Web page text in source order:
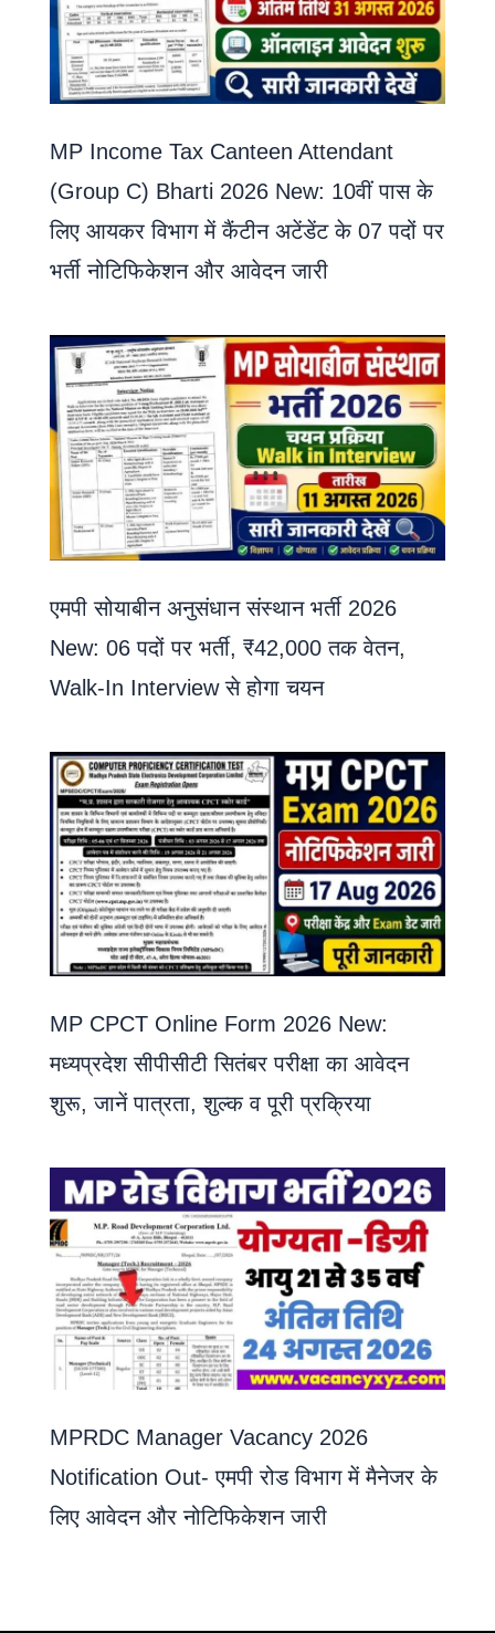
MP Income Tax Canteen Attendant
(Group C) Bharti 2026 New: 10वीं पास के
लिए आयकर विभाग में कैंटीन अटेंडेंट के 07 पदों पर
भर्ती नोटिफिकेशन और आवेदन जारी
एमपी सोयाबीन अनुसंधान संस्थान भर्ती 2026
New: 06 पदों पर भर्ती, ₹42,000 तक वेतन,
Walk-In Interview से होगा चयन
MP CPCT Online Form 2026 New:
मध्यप्रदेश सीपीसीटी सितंबर परीक्षा का आवेदन
शुरू, जानें पात्रता, शुल्क व पूरी प्रक्रिया
MPRDC Manager Vacancy 2026
Notification Out- एमपी रोड विभाग में मैनेजर के
लिए आवेदन और नोटिफिकेशन जारी